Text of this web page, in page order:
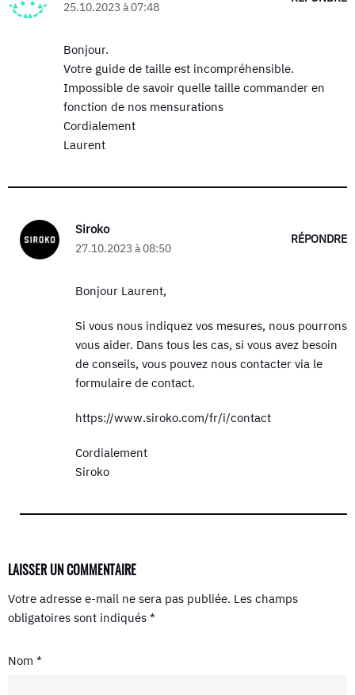
25.10.2023 à 07:48
Bonjour.
Votre guide de taille est incompréhensible.
Impossible de savoir quelle taille commander en
fonction de nos mensurations
Cordialement
Laurent
Siroko
27.10.2023 à 08:50
RÉPONDRE
Bonjour Laurent,
Si vous nous indiquez vos mesures, nous pourrons
vous aider. Dans tous les cas, si vous avez besoin
de conseils, vous pouvez nous contacter via le
formulaire de contact.
https://www.siroko.com/fr/i/contact
Cordialement
Siroko
LAISSER UN COMMENTAIRE
Votre adresse e-mail ne sera pas publiée. Les champs
obligatoires sont indiqués *
Nom *